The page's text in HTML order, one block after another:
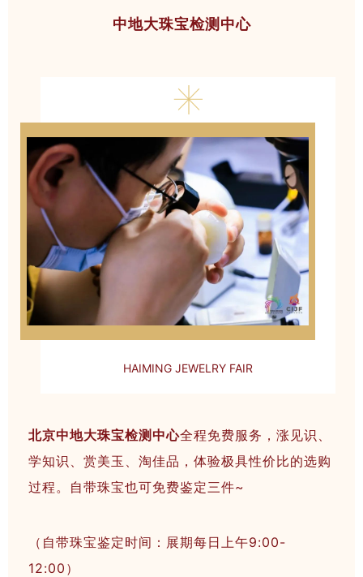
中地大珠宝检测中心
HAIMING JEWELRY FAIR
北京中地大珠宝检测中心全程免费服务，涨见识、
学知识、赏美玉、淘佳品，体验极具性价比的选购
过程。自带珠宝也可免费鉴定三件~
（自带珠宝鉴定时间：展期每日上午9:00-
12:00）